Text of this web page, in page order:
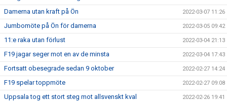
Damerna utan kraft på Ön 2022-03-07 11:26
Jumbomöte på Ön för damerna 2022-03-05 09:42
11:e raka utan förlust 2022-03-04 21:13
F19 jagar seger mot en av de minsta 2022-03-04 17:43
Fortsatt obesegrade sedan 9 oktober 2022-02-27 14:24
F19 spelar toppmöte 2022-02-27 09:08
Uppsala tog ett stort steg mot allsvenskt kval 2022-02-26 19:41